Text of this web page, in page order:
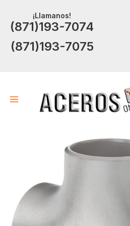
contenido
¡Llamanos!
(871)193-7074
(871)193-7075